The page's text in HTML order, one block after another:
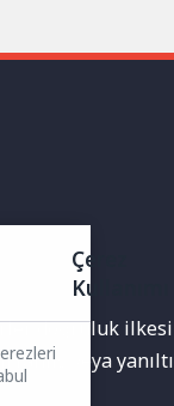
doğruluk
veya
Çerez
Kullanımı